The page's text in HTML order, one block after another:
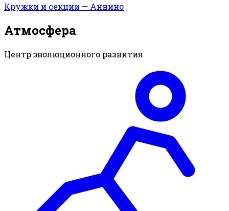
Кружки и секции — Аннино
Атмосфера
Центр эволюционного развития